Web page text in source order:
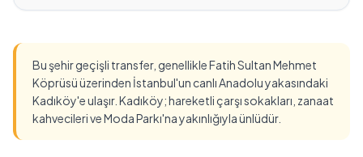
Bu şehir geçişli transfer, genellikle Fatih Sultan Mehmet
Köprüsü üzerinden İstanbul'un canlı Anadolu yakasındaki
Kadıköy'e ulaşır. Kadıköy; hareketli çarşı sokakları, zanaat
kahvecileri ve Moda Parkı'na yakınlığıyla ünlüdür.